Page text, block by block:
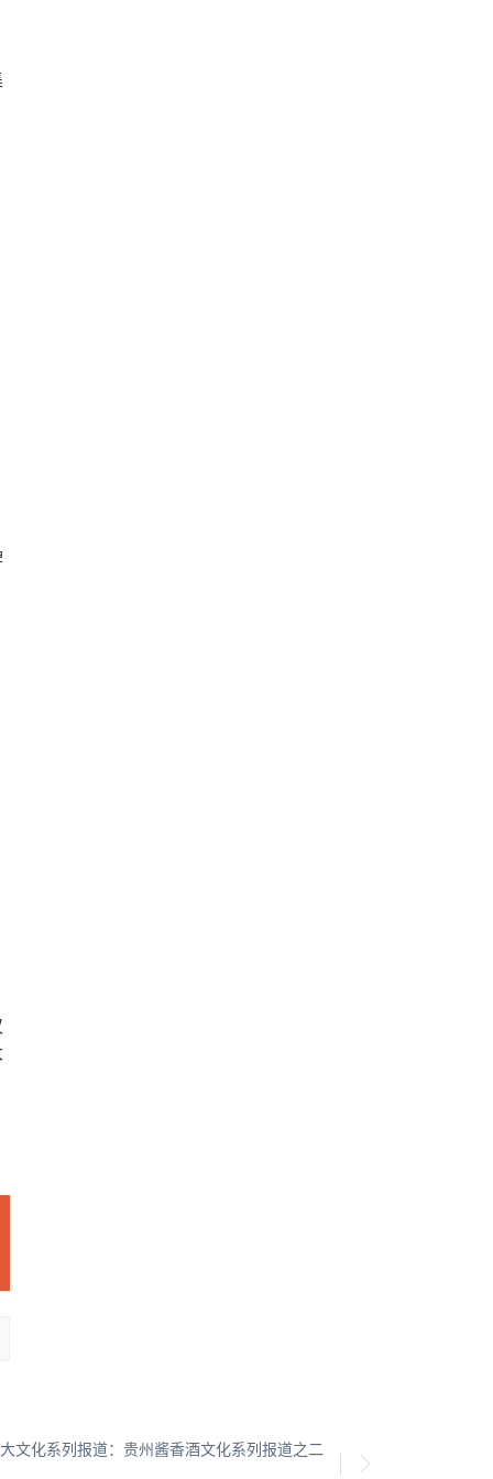
文化系列报道：贵州酱香酒文化系列报道之二